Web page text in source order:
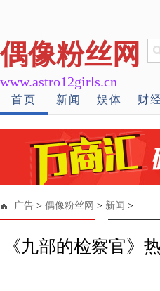
偶像粉丝网
www.astro12girls.cn
首页 新闻 娱体 财
广告 > 偶像粉丝网 > 新闻 >
《九部的检察官》